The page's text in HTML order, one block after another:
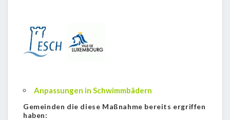
Anpassungen in Schwimmbädern
Gemeinden die diese Maßnahme bereits ergriffen
haben: